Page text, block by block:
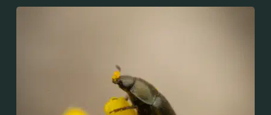
Meligethes aeneus.